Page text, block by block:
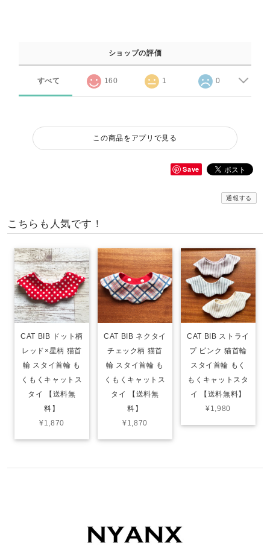
ショップの評価
すべて 160 1 0
この商品をアプリで見る
Save
通報する
こちらも人気です！
CAT BIB ドット柄
レッド×星柄 猫首
輪 スタイ首輪 も
くもくキャットス
タイ 【送料無
料】
¥1,870
CAT BIB ネクタイ
チェック柄 猫首
輪 スタイ首輪 も
くもくキャットス
タイ 【送料無
料】
¥1,870
CAT BIB ストライ
プ ピンク 猫首輪
スタイ首輪 もく
もくキャットスタ
イ 【送料無料】
¥1,980